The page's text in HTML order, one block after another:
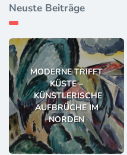
Neuste Beiträge
MODERNE TRIFFT
KÜSTE –
KÜNSTLERISCHE
AUFBRÜCHE IM
NORDEN